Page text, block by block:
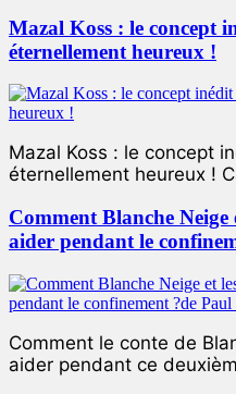
Mazal Koss : le concept
éternellement heureux !
Mazal Koss : le concept
éternellement heureux !
Comment Blanche Neige
aider pendant le
Comment le conte de
aider pendant ce